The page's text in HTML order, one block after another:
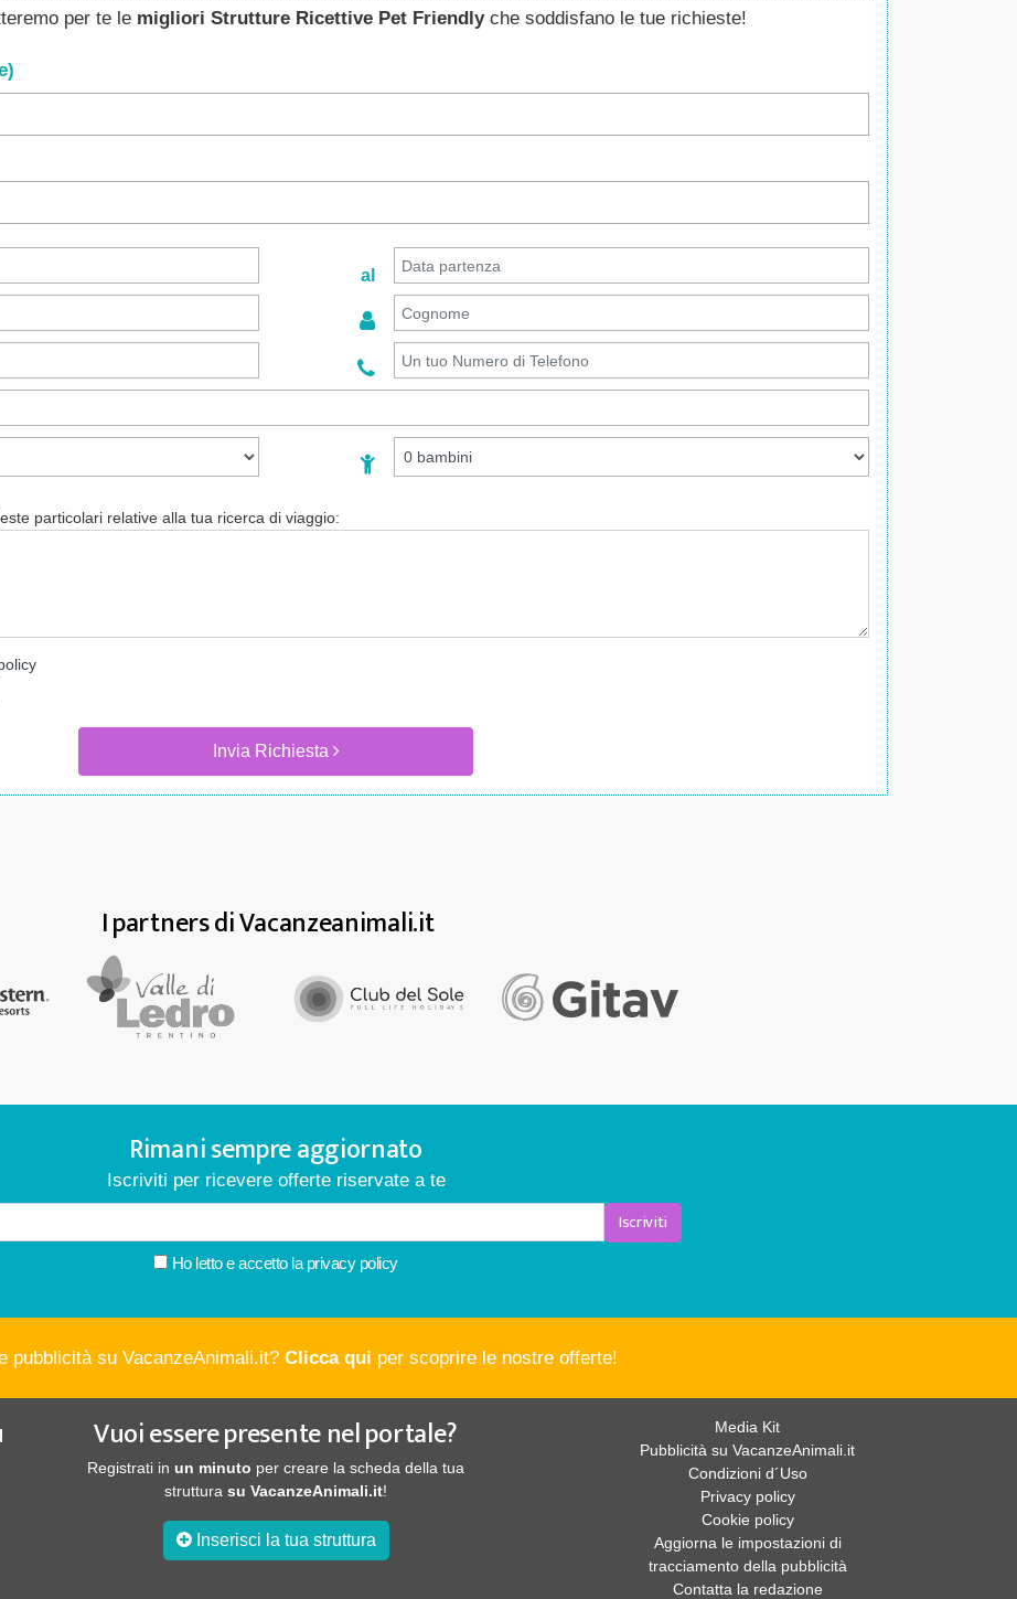
per te le migliori Strutture Ricettive Pet Friendlyche soddisfano le tue richieste!
)
al
particolari relative alla tua ricerca di viaggio:
Invia Richiesta
I partners di Vacanzeanimali.it
Rimani sempre aggiornato
Iscriviti per ricevere offerte riservate a te
Iscriviti
Ho letto e accetto la privacy policy
pubblicità su VacanzeAnimali.it? Clicca qui per scoprire le nostre offerte!
Vuoi essere presente nel portale?
Registrati in un minuto per creare la scheda della tua
struttura su VacanzeAnimali.it!
Inserisci la tua struttura
Media Kit
Pubblicità su VacanzeAnimali.it
Condizioni d´Uso
Privacy policy
Cookie policy
Aggiorna le impostazioni di
tracciamento della pubblicità
Contatta la redazione